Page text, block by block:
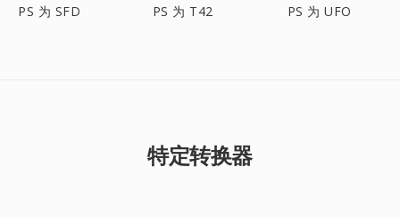
PS 为 SFD PS 为 T42 PS 为 UFO
特定转换器